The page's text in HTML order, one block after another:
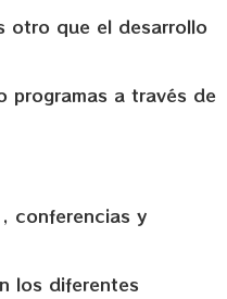
otro que el desarrollo
programas a través de
conferencias y
los diferentes